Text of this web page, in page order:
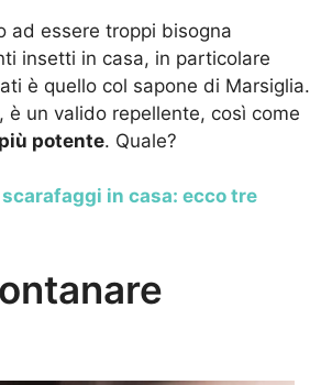
ad essere troppi bisogna
insetti in casa, in particolare
è quello col sapone di Marsiglia.
un valido repellente, così come
potente. Quale?
in casa: ecco tre